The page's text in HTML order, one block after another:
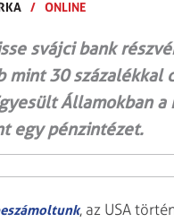
/ ONLINE
svájci bank
mint 30 százalékkal
Államokban a
egy pénzintézet.
, az USA